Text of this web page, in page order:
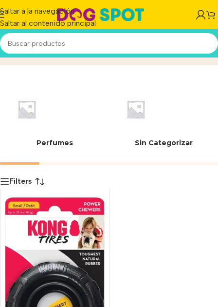
Saltar a la navegación
Saltar al contenido principal
LlantaInicio/Producto
Perfumes Sin Categorizar
Filters